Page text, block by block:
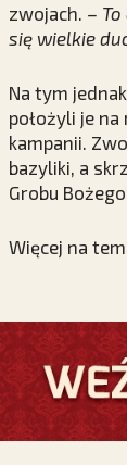
zwojach. –
się wielkie
Na tym
położyli je
kampanii.
bazyliki, a
Grobu Bożego.
Więcej na